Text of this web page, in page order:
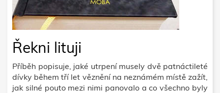
Řekni lituji
Příběh popisuje, jaké utrpení musely dvě patnáctileté
dívky během tří let věznění na neznámém místě zažít,
jak silné pouto mezi nimi panovalo a co všechno byly